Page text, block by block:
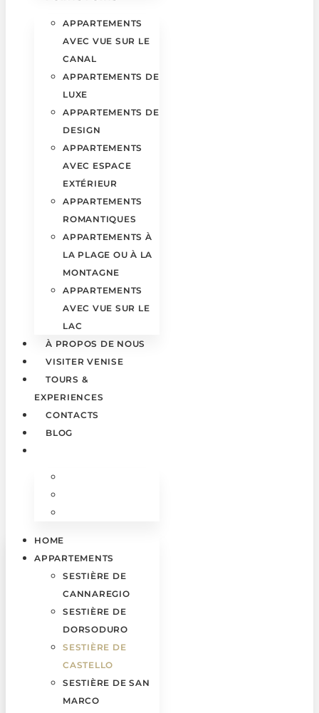
APPARTEMENTS
AVEC VUE SUR LE
CANAL
APPARTEMENTS DE
LUXE
APPARTEMENTS DE
DESIGN
APPARTEMENTS
AVEC ESPACE
EXTÉRIEUR
APPARTEMENTS
ROMANTIQUES
APPARTEMENTS À
LA PLAGE OU À LA
MONTAGNE
APPARTEMENTS
AVEC VUE SUR LE
LAC
À PROPOS DE NOUS
VISITER VENISE
TOURS &
EXPERIENCES
CONTACTS
BLOG
HOME
APPARTEMENTS
SESTIÈRE DE
CANNAREGIO
SESTIÈRE DE
DORSODURO
SESTIÈRE DE
CASTELLO
SESTIÈRE DE SAN
MARCO